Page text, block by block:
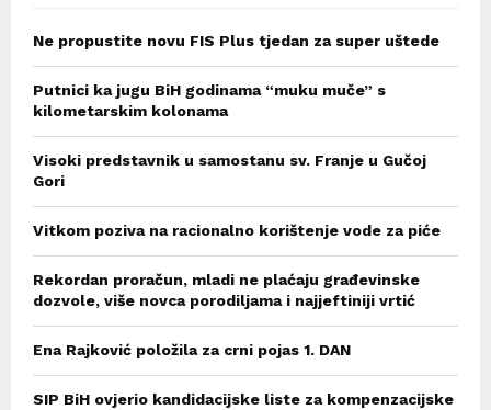
Ne propustite novu FIS Plus tjedan za super uštede
Putnici ka jugu BiH godinama “muku muče” s
kilometarskim kolonama
Visoki predstavnik u samostanu sv. Franje u Gučoj
Gori
Vitkom poziva na racionalno korištenje vode za piće
Rekordan proračun, mladi ne plaćaju građevinske
dozvole, više novca porodiljama i najjeftiniji vrtić
Ena Rajković položila za crni pojas 1. DAN
SIP BiH ovjerio kandidacijske liste za kompenzacijske